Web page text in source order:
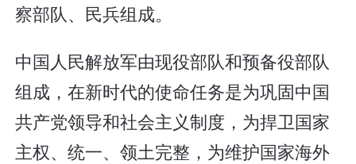
察部队、民兵组成。
中国人民解放军由现役部队和预备役部队
组成，在新时代的使命任务是为巩固中国
共产党领导和社会主义制度，为捍卫国家
主权、统一、领土完整，为维护国家海外